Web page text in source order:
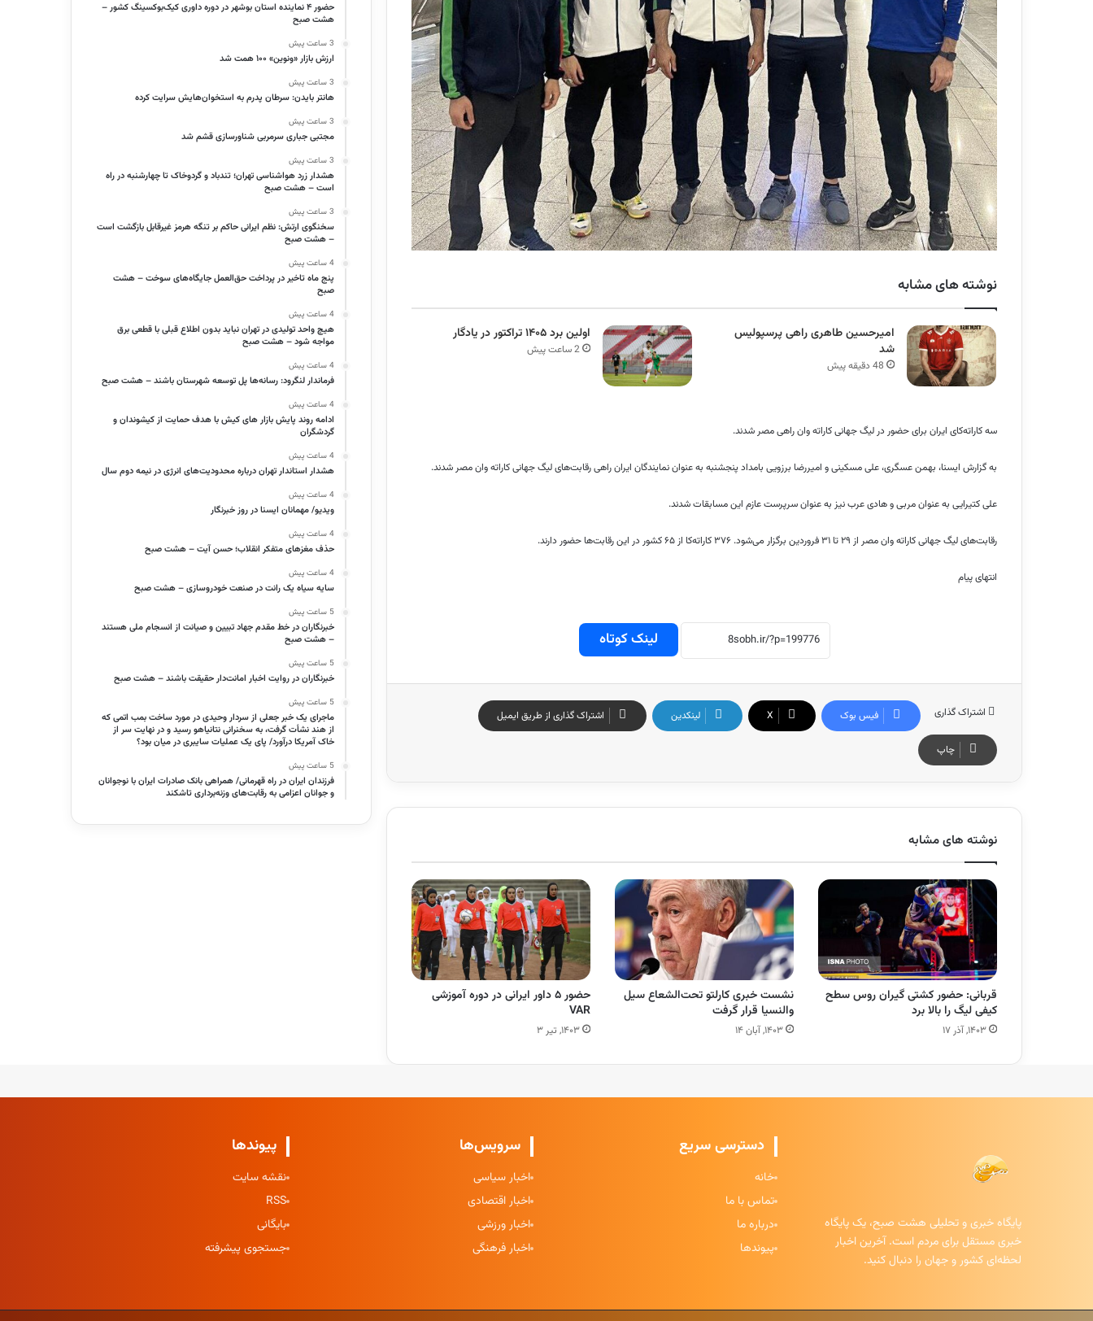
نوشته های مشابه
امیرحسین طاهری راهی پرسپولیس
شد
48 دقیقه پیش
اولین برد ۱۴۰۵ تراکتور در یادگار
2 ساعت پیش
سه کاراته‌کای ایران برای حضور در لیگ جهانی کاراته وان راهی مصر شدند.
به گزارش ایسنا، بهمن عسگری، علی مسکینی و امیررضا برزویی بامداد پنجشنبه به عنوان نمایندگان ایران راهی رقابت‌های لیگ جهانی کاراته وان مصر شدند.
علی کتیرایی به عنوان مربی و هادی عرب نیز به عنوان سرپرست عازم این مسابقات شدند.
رقابت‌های لیگ جهانی کاراته وان مصر از ۲۹ تا ۳۱ فروردین برگزار می‌شود. ۳۷۶ کاراته‌کا از ۶۵ کشور در این رقابت‌ها حضور دارند.
انتهای پیام
لینک کوتاه
اشتراک گذاری فیس بوک X لینکدین اشتراک گذاری از طریق ایمیل
چاپ
نوشته های مشابه
قربانی: حضور کشتی گیران روس سطح
کیفی لیگ را بالا برد
۱۴۰۳, آذر ۱۷
نشست خبری کارلتو تحت‌الشعاع سیل
والنسیا قرار گرفت
۱۴۰۳, آبان ۱۴
حضور ۵ داور ایرانی در دوره آموزشی
VAR
۱۴۰۳, تیر ۳
حضور ۴ نماینده استان بوشهر در دوره داوری کیک‌بوکسینگ کشور –
هشت صبح
3 ساعت پیش
ارزش بازار «ونوین» ۱۰۰ همت شد
3 ساعت پیش
هانتر بایدن: سرطان پدرم به استخوان‌هایش سرایت کرده
3 ساعت پیش
مجتبی جباری سرمربی شناورسازی قشم شد
3 ساعت پیش
هشدار زرد هواشناسی تهران؛ تندباد و گردوخاک تا چهارشنبه در راه
است – هشت صبح
3 ساعت پیش
سخنگوی ارتش: نظم ایرانی حاکم بر تنگه هرمز غیرقابل بازگشت است
– هشت صبح
4 ساعت پیش
پنج ماه تاخیر در پرداخت حق‌العمل جایگاه‌های سوخت – هشت
صبح
4 ساعت پیش
هیچ واحد تولیدی در تهران نباید بدون اطلاع قبلی با قطعی برق
مواجه شود – هشت صبح
4 ساعت پیش
فرماندار لنگرود: رسانه‌ها پل توسعه شهرستان باشند – هشت صبح
4 ساعت پیش
ادامه روند پایش بازار های کیش با هدف حمایت از کیشوندان و
گردشگران
4 ساعت پیش
هشدار استاندار تهران درباره محدودیت‌های انرژی در نیمه دوم سال
4 ساعت پیش
ویدیو/ مهمانان ایسنا در روز خبرنگار
4 ساعت پیش
حذف مغزهای متفکر انقلاب؛ حسن آیت – هشت صبح
4 ساعت پیش
سایه سیاه یک رانت در صنعت خودروسازی – هشت صبح
5 ساعت پیش
خبرنگاران در خط مقدم جهاد تبیین و صیانت از انسجام ملی هستند
– هشت صبح
5 ساعت پیش
خبرنگاران در روایت اخبار امانت‌دار حقیقت باشند – هشت صبح
5 ساعت پیش
ماجرای یک خبر جعلی از سردار وحیدی در مورد ساخت بمب اتمی که
از هند نشأت گرفت، به سخنرانی نتانیاهو رسید و در نهایت سر از
خاک آمریکا درآورد/ پای یک عملیات سایبری در میان بود؟
5 ساعت پیش
فرزندان ایران در راه قهرمانی/ همراهی بانک صادرات ایران با نوجوانان
و جوانان اعزامی به رقابت‌های وزنه‌برداری تاشکند
پایگاه خبری و تحلیلی هشت صبح، یک پایگاه
خبری مستقل برای مردم است. آخرین اخبار
لحظه‌ای کشور و جهان را دنبال کنید.
دسترسی سریع
خانه
تماس با ما
درباره ما
پیوندها
سرویس‌ها
اخبار سیاسی
اخبار اقتصادی
اخبار ورزشی
اخبار فرهنگی
پیوندها
نقشه سایت
RSS
بایگانی
جستجوی پیشرفته